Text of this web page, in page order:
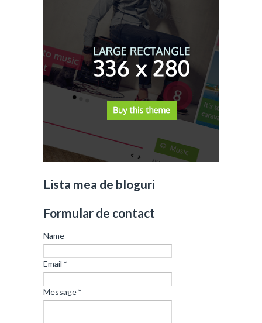
Lista mea de bloguri
Formular de contact
Name
Email *
Message*